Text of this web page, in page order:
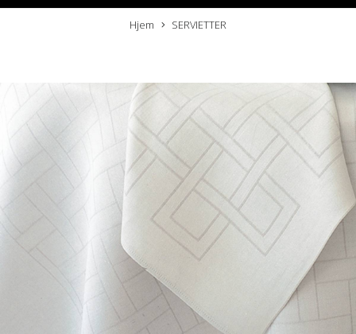
Hjem SERVIETTER